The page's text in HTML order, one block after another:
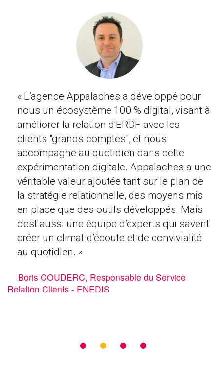
« L’agence Appalaches a développé pour
nous un écosystème 100 % digital, visant à
améliorer la relation d'ERDF avec les
clients "grands comptes", et nous
accompagne au quotidien dans cette
expérimentation digitale. Appalaches a une
véritable valeur ajoutée tant sur le plan de
la stratégie relationnelle, des moyens mis
en place que des outils développés. Mais
c'est aussi une équipe d’experts qui savent
créer un climat d’écoute et de convivialité
au quotidien. »
Boris COUDERC, Responsable du Service
Relation Clients - ENEDIS